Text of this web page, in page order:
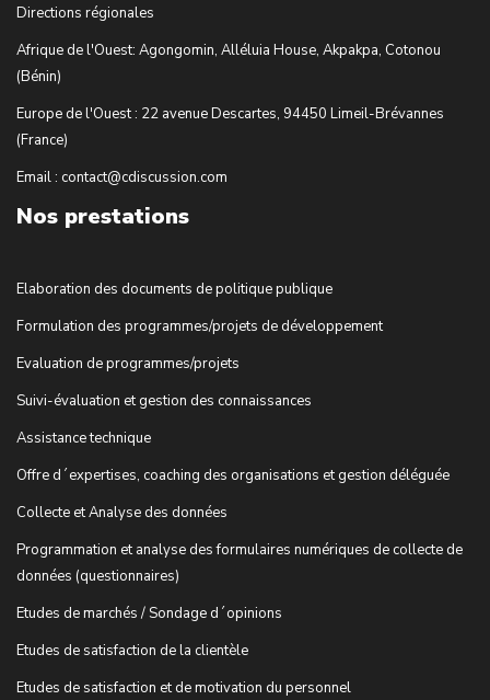
Directions régionales
Afrique de l'Ouest: Agongomin, Alléluia House, Akpakpa, Cotonou
(Bénin)
Europe de l'Ouest : 22 avenue Descartes, 94450 Limeil-Brévannes
(France)
Email : contact@cdiscussion.com
Nos prestations
Elaboration des documents de politique publique
Formulation des programmes/projets de développement
Evaluation de programmes/projets
Suivi-évaluation et gestion des connaissances
Assistance technique
Offre d´expertises, coaching des organisations et gestion déléguée
Collecte et Analyse des données
Programmation et analyse des formulaires numériques de collecte de
données (questionnaires)
Etudes de marchés / Sondage d´opinions
Etudes de satisfaction de la clientèle
Etudes de satisfaction et de motivation du personnel